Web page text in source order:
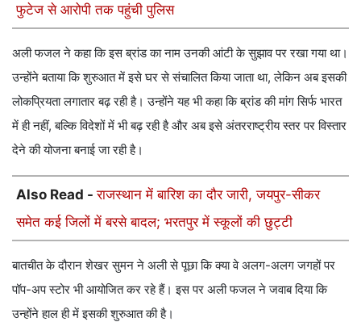
फुटेज से आरोपी तक पहुंची पुलिस
अली फजल ने कहा कि इस ब्रांड का नाम उनकी आंटी के सुझाव पर रखा गया था।
उन्होंने बताया कि शुरुआत में इसे घर से संचालित किया जाता था, लेकिन अब इसकी
लोकप्रियता लगातार बढ़ रही है। उन्होंने यह भी कहा कि ब्रांड की मांग सिर्फ भारत
में ही नहीं, बल्कि विदेशों में भी बढ़ रही है और अब इसे अंतरराष्ट्रीय स्तर पर विस्तार
देने की योजना बनाई जा रही है।
Also Read -राजस्थान में बारिश का दौर जारी, जयपुर-सीकर
समेत कई जिलों में बरसे बादल; भरतपुर में स्कूलों की छुट्टी
बातचीत के दौरान शेखर सुमन ने अली से पूछा कि क्या वे अलग-अलग जगहों पर
पॉप-अप स्टोर भी आयोजित कर रहे हैं। इस पर अली फजल ने जवाब दिया कि
उन्होंने हाल ही में इसकी शुरुआत की है।